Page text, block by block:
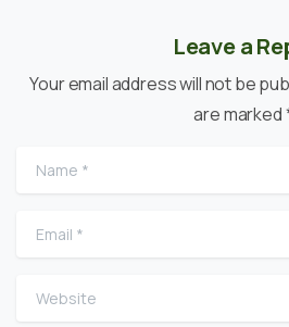
Leave a
Your email address will not be
are marked
Name
Email
Website